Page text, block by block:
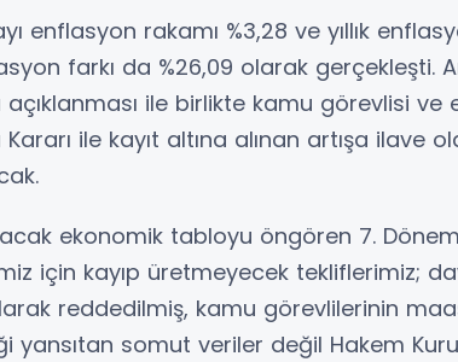
enflasyon rakamı %3,28 ve yıllık
farkı da %26,09 olarak gerçekleşti.
ile birlikte kamu görevlisi ve
ile kayıt altına alınan artışa ilave
ekonomik tabloyu öngören 7.
için kayıp üretmeyecek tekliflerimiz;
reddedilmiş, kamu görevlilerinin
yansıtan somut veriler değil Hakem